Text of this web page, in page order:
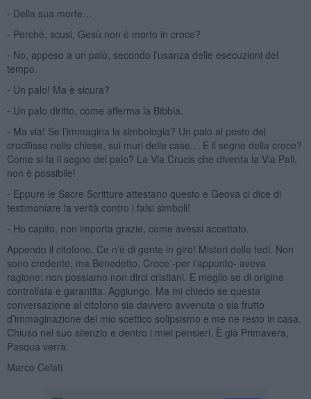
⁃ Della sua morte…
⁃ Perché, scusi, Gesù non è morto in croce?
⁃ No, appeso a un palo, secondo l’usanza delle esecuzioni del
tempo.
⁃ Un palo! Ma è sicura?
⁃ Un palo diritto, come afferma la Bibbia.
⁃ Ma via! Se l’immagina la simbologia? Un palo al posto del
crocifisso nelle chiese, sui muri delle case… E il segno della croce?
Come si fa il segno del palo? La Via Crucis che diventa la Via Pali,
non è possibile!
⁃ Eppure le Sacre Scritture attestano questo e Geova ci dice di
testimoniare la verità contro i falsi simboli!
⁃ Ho capito, non importa grazie, come avessi accettato.
Appendo il citofono. Ce n’è di gente in giro! Misteri delle fedi. Non
sono credente, ma Benedetto, Croce -per l’appunto- aveva
ragione: non possiamo non dirci cristiani. E meglio se di origine
controllata e garantita. Aggiungo. Ma mi chiedo se questa
conversazione al citofono sia davvero avvenuta o sia frutto
d’immaginazione del mio scettico solipsismo e me ne resto in casa.
Chiuso nel suo silenzio e dentro i miei pensieri. È già Primavera,
Pasqua verrà.
Marco Celati